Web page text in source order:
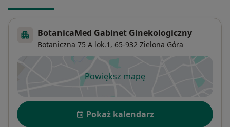
BotanicaMed Gabinet Ginekologiczny
Botaniczna 75 A lok.1, 65-932 Zielona Góra
Powiększ mapęotwiera się w nowej karcie
Dostępność
Pokaż kalendarz